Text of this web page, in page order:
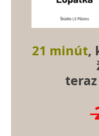
21 minút,
teraz